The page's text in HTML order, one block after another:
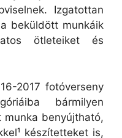
Izgatottan
beküldött munkáik
ötleteiket és
2017 fotóverseny
bármilyen
benyújtható,
készítetteket is,